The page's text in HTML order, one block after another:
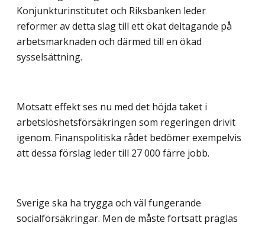
Konjunkturinstitutet och Riksbanken leder
reformer av detta slag till ett ökat deltagande på
arbetsmarknaden och därmed till en ökad
sysselsättning.
Motsatt effekt ses nu med det höjda taket i
arbetslöshetsförsäkringen som regeringen drivit
igenom. Finanspolitiska rådet bedömer exempelvis
att dessa förslag leder till 27 000 färre jobb.
Sverige ska ha trygga och väl fungerande
socialförsäkringar. Men de måste fortsatt präglas